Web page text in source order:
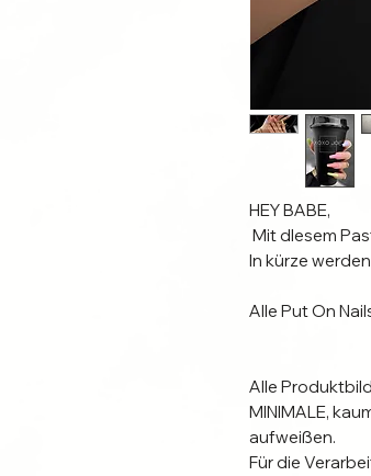
HEY BABE,
In kürze
Alle Put On
Alle
MINIMALE,
aufweißen.
Für die